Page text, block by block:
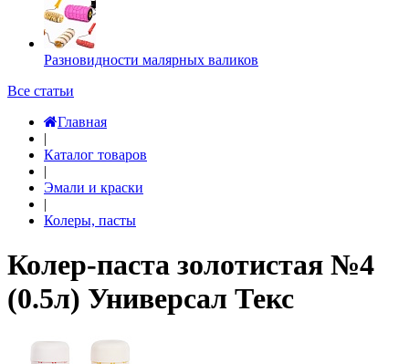
Разновидности малярных валиков
Все статьи
Главная
|
Каталог товаров
|
Эмали и краски
|
Колеры, пасты
Колер-паста золотистая №4
(0.5л) Универсал Текс